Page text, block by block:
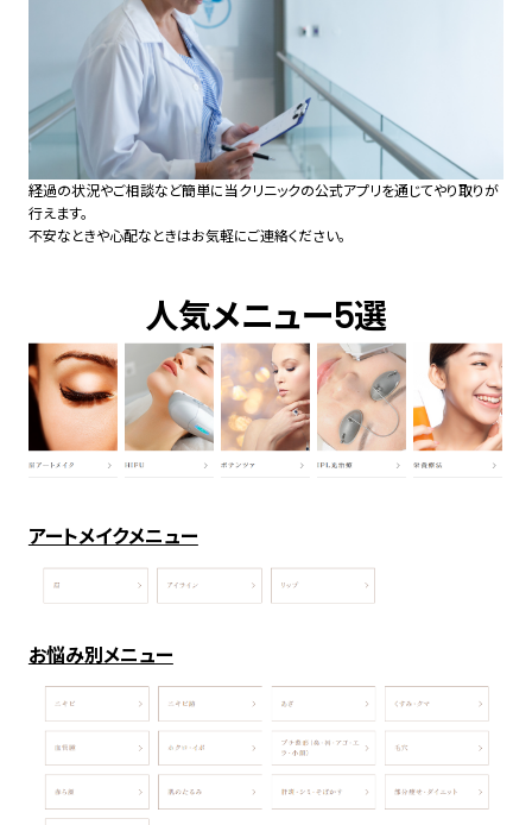
経過の状況やご相談など簡単に当クリニックの公式アプリを通じてやり取りが
行えます。
不安なときや心配なときはお気軽にご連絡ください。
人気メニュー5選
アートメイクメニュー
お悩み別メニュー